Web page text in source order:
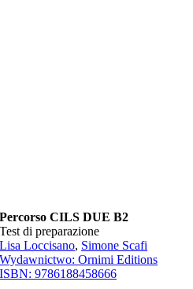
Percorso CILS DUE B2
Test di preparazione
Lisa Loccisano, Simone Scafi
Wydawnictwo:Ornimi Editions
ISBN:9786188458666